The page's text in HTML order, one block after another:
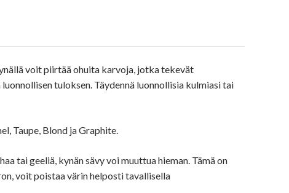
voit piirtää ohuita karvoja, jotka tekevät
tuloksen. Täydennä luonnollisia kulmiasi tai
Taupe, Blond ja Graphite.
tai geeliä, kynän sävy voi muuttua hieman. Tämä on
voit poistaa värin helposti tavallisella